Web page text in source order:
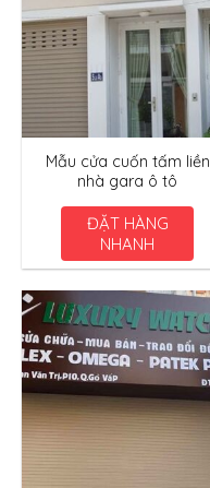
Mẫu cửa cuốn tấm liền
nhà gara ô tô
ĐẶT HÀNG
NHANH